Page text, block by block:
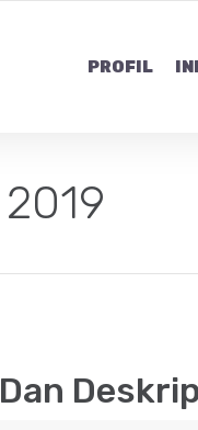
PROFIL